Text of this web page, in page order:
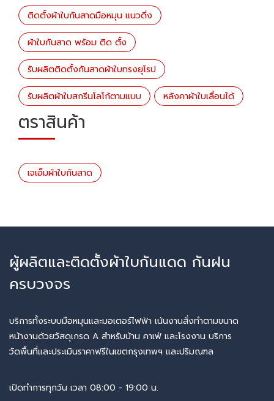
ติดตั้งผ้าใบกันสาดมือหมุน แนวดิ่ง
ผ้าใบกันสาด พร้อม ติด ตั้ง
รับผลิตติดตั้งกันสาดผ้าใบทรงยุโรป
รับผลิตผ้าใบสกรีนโลโก้ตามแบบ หลังคาผ้าใบเลื่อนได้
ตราสินค้า
เจเอ็มผ้าใบกันสาด
ผู้ผลิตและติดตั้งผ้าใบกันแดด กันฝน
ครบวงจร
บริการทั้งระบบมือหมุนและมอเตอร์ไฟฟ้า เน้นงานสั่งทำตามขนาด
หน้างานด้วยวัสดุเกรด A สำหรับบ้าน คาเฟ่ และโรงงาน บริการ
วัดพื้นที่และประเมินราคาฟรีในเขตกรุงเทพฯ และปริมณฑล
เปิดทำการทุกวัน เวลา 08:00 - 19:00 น.